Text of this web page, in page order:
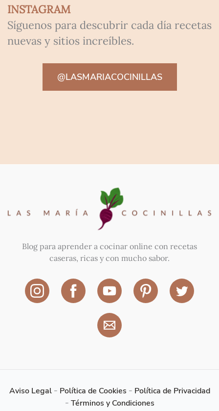
INSTAGRAM
Síguenos para descubrir cada día recetas
nuevas y sitios increíbles.
@LASMARIACOCINILLAS
Blog para aprender a cocinar online con recetas
caseras, ricas y con mucho sabor.
Aviso Legal- Política de Cookies - Política de Privacidad
- Términos y Condiciones